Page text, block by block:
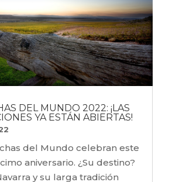
DEL MUNDO 2022: ¡LAS
YA ESTÁN ABIERTAS!
del Mundo celebran este
aniversario. ¿Su destino?
y su larga tradición